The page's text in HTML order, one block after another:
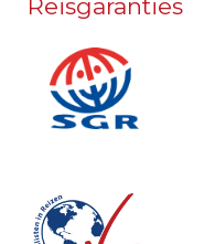
Reisgaranties